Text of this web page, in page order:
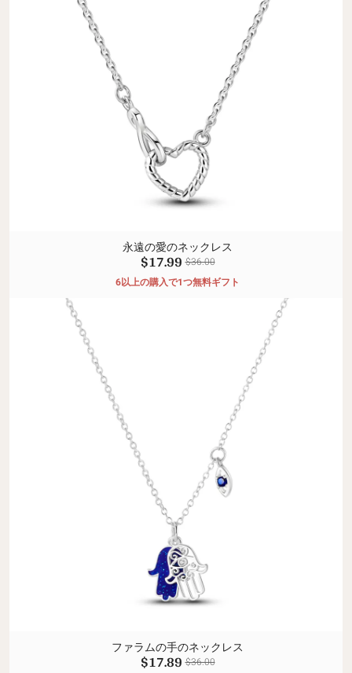
永遠の愛のネックレス
$17.99 $36.00
6以上の購入で1つ無料ギフト
ファラムの手のネックレス
$17.89 $36.00